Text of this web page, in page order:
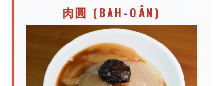
肉圓 (BAH-OÂN)